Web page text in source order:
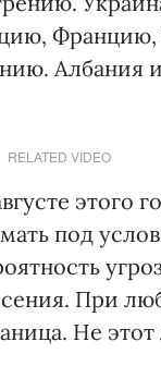
Албания
RELATED VIDEO
этого
под
При
Не этот